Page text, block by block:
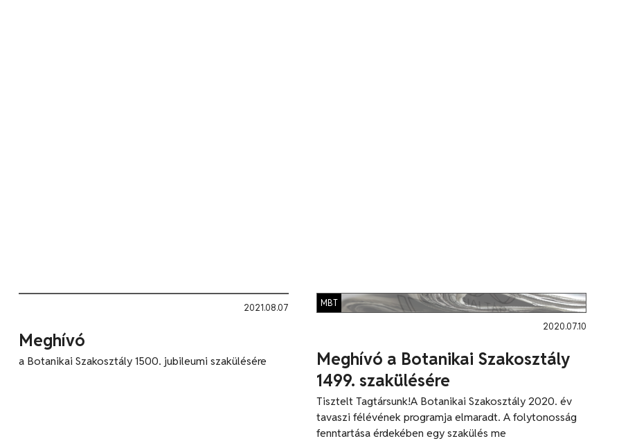
Meghívó
2021.08.07
a Botanikai Szakosztály 1500. jubileumi szakülésére
Meghívó a Botanikai Szakosztály
1499. szakülésére
MBT
2020.07.10
Tisztelt Tagtársunk!A Botanikai Szakosztály 2020. év
tavaszi félévének programja elmaradt. A folytonosság
fenntartása érdekében egy szakülés me